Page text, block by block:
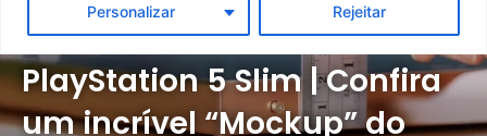
Personalizar Rejeitar
Notícias PlayStation
PlayStation 5 Slim | Confira
um incrível “Mockup” do